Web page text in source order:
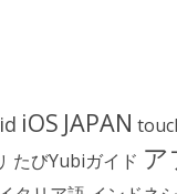
iOS JAPAN
たびYubiガイド ア